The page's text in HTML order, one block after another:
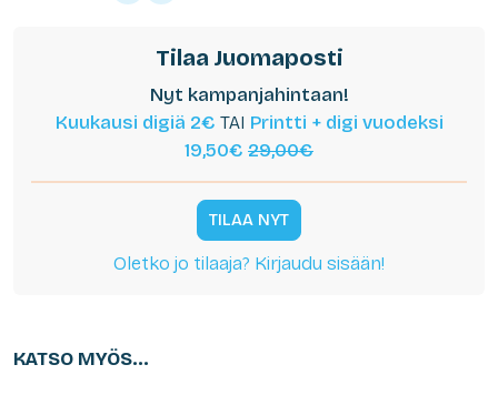
Tilaa Juomaposti
Nyt kampanjahintaan!
Kuukausi digiä 2€ TAI Printti + digi vuodeksi
19,50€ 29,00€
TILAA NYT
Oletko jo tilaaja? Kirjaudu sisään!
KATSO MYÖS...